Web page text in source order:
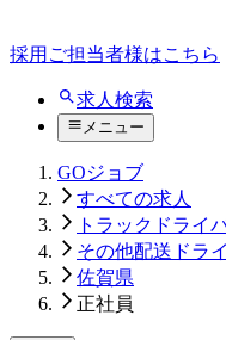
採用ご担当者様はこちら
求人検索
メニュー
GOジョブ
すべての求人
トラックドライ
その他配送ドラ
佐賀県
正社員